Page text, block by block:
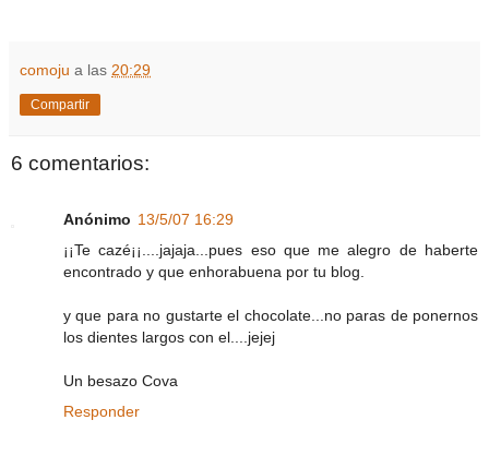
comoju a las 20:29
Compartir
6 comentarios:
Anónimo 13/5/07 16:29
¡¡Te cazé¡¡....jajaja...pues eso que me alegro de haberte
encontrado y que enhorabuena por tu blog.
y que para no gustarte el chocolate...no paras de ponernos
los dientes largos con el....jejej
Un besazo Cova
Responder